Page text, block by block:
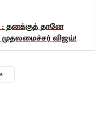
: தனக்குத் தானே
விஜய்!